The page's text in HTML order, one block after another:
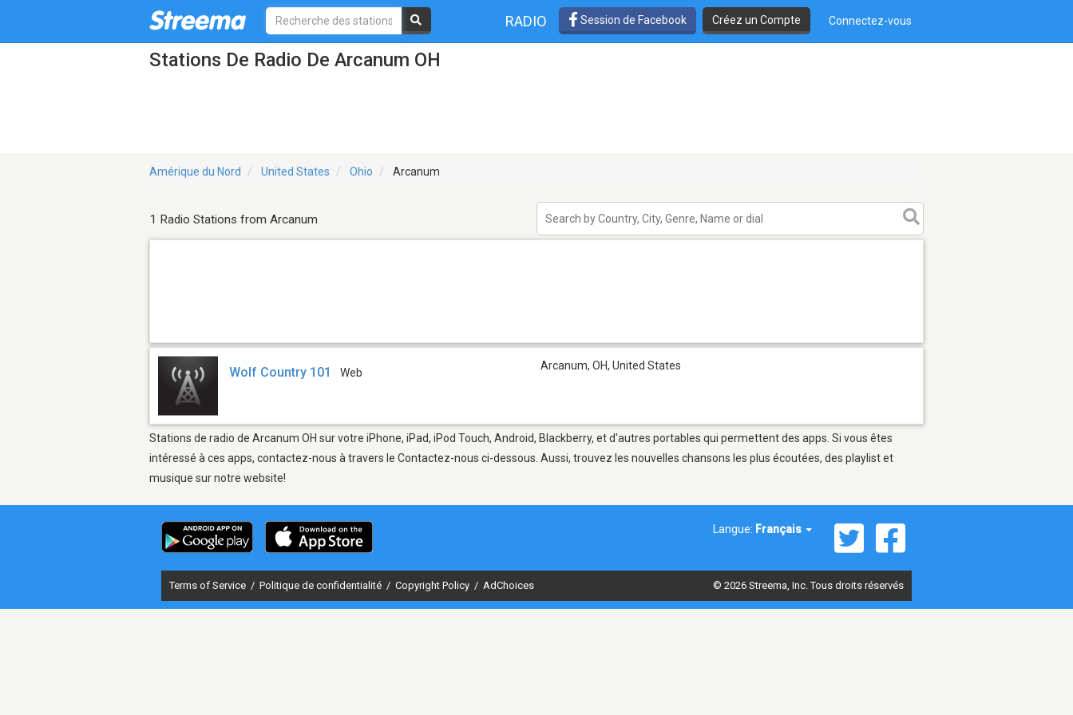
RADIO Session de Facebook Créez un Compte Connectez-vous
Stations De Radio De Arcanum OH
Amérique du Nord United States Ohio Arcanum
1 Radio Stations from Arcanum
Wolf Country 101 Web
Arcanum, OH, United States
Stations de radio de Arcanum OH sur votre iPhone, iPad, iPod Touch, Android, Blackberry, et d'autres portables qui permettent des apps. Si vous êtes
intéressé à ces apps, contactez-nous à travers le Contactez-nous ci-dessous. Aussi, trouvez les nouvelles chansons les plus écoutées, des playlist et
musique sur notre website!
Langue: Français
Terms of Service / Politique de confidentialité / Copyright Policy / AdChoices © 2026 Streema, Inc. Tous droits réservés